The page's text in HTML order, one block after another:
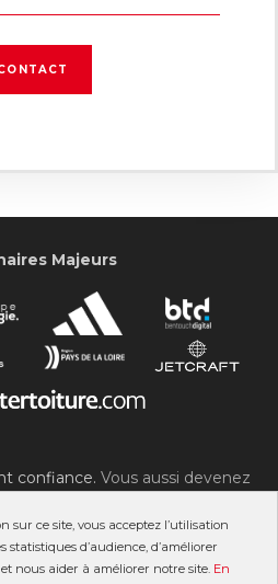
ce site, vous acceptez l’utilisation
statistiques d’audience, d’améliorer
nous aider à améliorer notre site. En
Majeurs
confiance. Vous aussi devenez